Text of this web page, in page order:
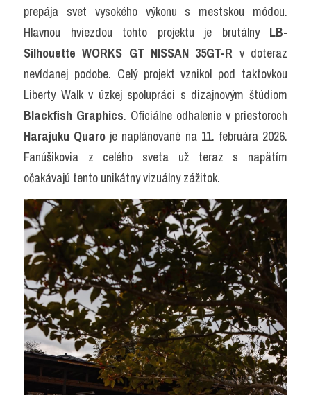
prepája svet vysokého výkonu s mestskou módou.
Hlavnou hviezdou tohto projektu je brutálny LB-
Silhouette WORKS GT NISSAN 35GT-R v doteraz
nevídanej podobe. Celý projekt vznikol pod taktovkou
Blackfish Graphics
Harajuku Quaro je naplánované na 11. februára 2026.
Fanúšikovia z celého sveta už teraz s napätím
očakávajú tento unikátny vizuálny zážitok.